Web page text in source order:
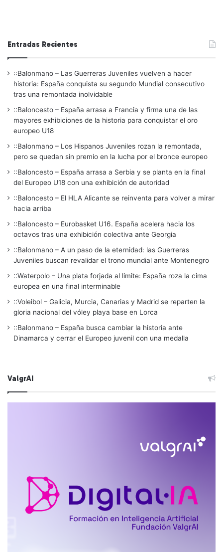
Entradas Recientes
::Balonmano – Las Guerreras Juveniles vuelven a hacer
historia: España conquista su segundo Mundial consecutivo
tras una remontada inolvidable
::Baloncesto – España arrasa a Francia y firma una de las
mayores exhibiciones de la historia para conquistar el oro
europeo U18
::Balonmano – Los Hispanos Juveniles rozan la remontada,
pero se quedan sin premio en la lucha por el bronce europeo
::Baloncesto – España arrasa a Serbia y se planta en la final
del Europeo U18 con una exhibición de autoridad
::Baloncesto – El HLA Alicante se reinventa para volver a mirar
hacia arriba
::Baloncesto – Eurobasket U16. España acelera hacia los
octavos tras una exhibición colectiva ante Georgia
::Balonmano – A un paso de la eternidad: las Guerreras
Juveniles buscan revalidar el trono mundial ante Montenegro
::Waterpolo – Una plata forjada al límite: España roza la cima
europea en una final interminable
::Voleibol – Galicia, Murcia, Canarias y Madrid se reparten la
gloria nacional del vóley playa base en Lorca
::Balonmano – España busca cambiar la historia ante
Dinamarca y cerrar el Europeo juvenil con una medalla
ValgrAI